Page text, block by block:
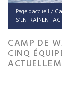
Page d'accueil /
S’EN­TRAÎ­NENT
CAMP DE
CINQ